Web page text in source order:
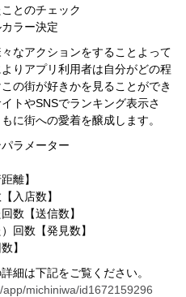
とのチェック
ラー決定
なアクションをすることよって
りアプリ利用者は自分がどの程
の街が好きかを見ることができ
トやSNSでランキング表示さ
に街への愛着を醸成します。
ラメーター
離】
入店数】
数【送信数】
回数【発見数】
】
細は下記をご覧ください。
michiniwa/id1672159296